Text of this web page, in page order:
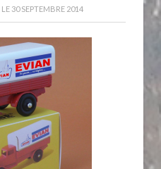
LE 30 SEPTEMBRE 2014